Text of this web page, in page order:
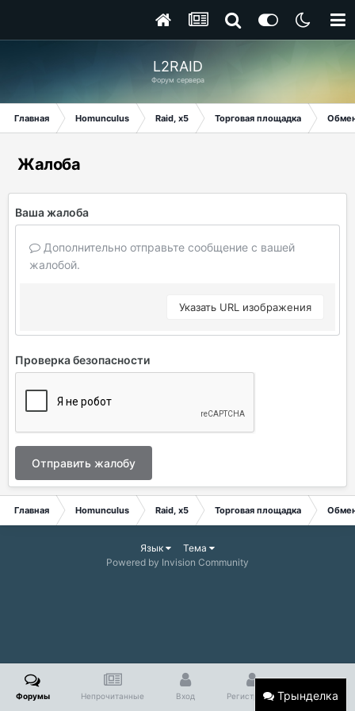
L2RAID
Форум сервера
Главная Homunculus Raid, x5 Торговая площадка
Жалоба
Ваша жалоба
Дополнительно отправьте сообщение с вашей
жалобой.
Указать URL изображения
Проверка безопасности
Отправить жалобу
Главная Homunculus Raid, x5 Торговая площадка
Трынделка
Язык
Тема
Powered by Invision Community
Форумы Непрочитанные Вход Регистрация Больше